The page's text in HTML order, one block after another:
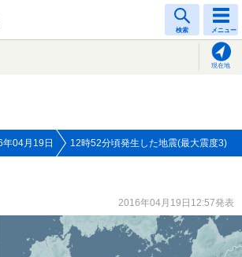
検索 メニュー
現在地
年04月19日 12時52分頃発生した地震(最大震度3)
2016年04月19日12:57発表